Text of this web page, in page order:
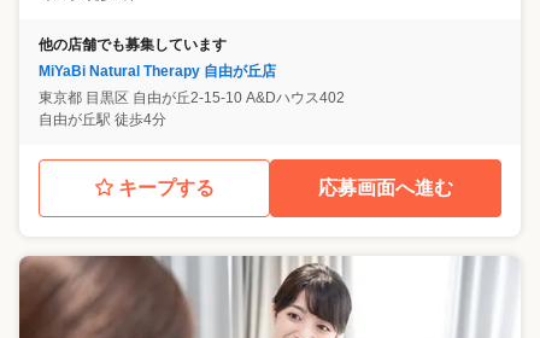
他の店舗でも募集しています
MiYaBi Natural Therapy 自由が丘店
東京都 目黒区 自由が丘2-15-10 A&Dハウス402
自由が丘駅 徒歩4分
キープする 応募画面へ進む